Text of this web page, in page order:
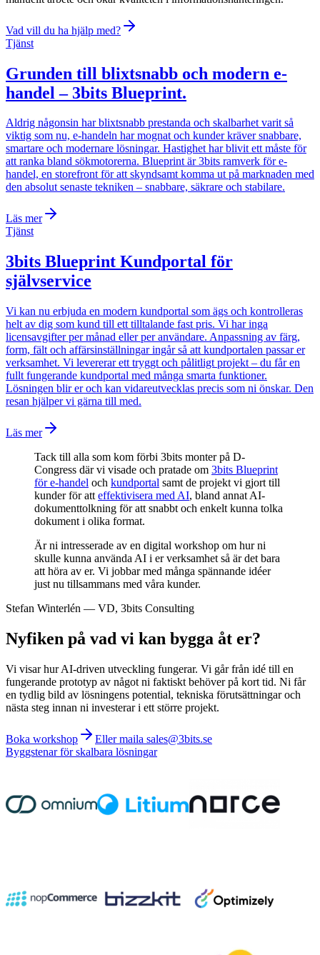
Vad vill du ha hjälp med?
Tjänst
Grunden till blixtsnabb och modern e-
handel – 3bits Blueprint.
Aldrig någonsin har blixtsnabb prestanda och skalbarhet varit så
viktig som nu, e-handeln har mognat och kunder kräver snabbare,
smartare och modernare lösningar. Hastighet har blivit ett måste för
att ranka bland sökmotorerna. Blueprint är 3bits ramverk för e-
handel, en storefront för att skyndsamt komma ut på marknaden med
den absolut senaste tekniken – snabbare, säkrare och stabilare.
Läs mer
Tjänst
3bits Blueprint Kundportal för
självservice
Vi kan nu erbjuda en modern kundportal som ägs och kontrolleras
helt av dig som kund till ett tilltalande fast pris. Vi har inga
licensavgifter per månad eller per användare. Anpassning av färg,
form, fält och affärsinställningar ingår så att kundportalen passar er
verksamhet. Vi levererar ett tryggt och pålitligt projekt – du får en
fullt fungerande kundportal med många smarta funktioner.
Lösningen blir er och kan vidareutvecklas precis som ni önskar. Den
resan hjälper vi gärna till med.
Läs mer
Tack till alla som kom förbi 3bits monter på D-
Congress där vi visade och pratade om 3bits Blueprint
för e-handel och kundportal samt de projekt vi gjort till
kunder för att effektivisera med AI, bland annat AI-
dokumenttolkning för att snabbt och enkelt kunna tolka
dokument i olika format.
Är ni intresserade av en digital workshop om hur ni
skulle kunna använda AI i er verksamhet så är det bara
att höra av er. Vi jobbar med många spännande idéer
just nu tillsammans med våra kunder.
Stefan Winterlén — VD, 3bits Consulting
Nyfiken på vad vi kan bygga åt er?
Vi visar hur AI-driven utveckling fungerar. Vi går från idé till en
fungerande prototyp av något ni faktiskt behöver på kort tid. Ni får
en tydlig bild av lösningens potential, tekniska förutsättningar och
nästa steg innan ni investerar i ett större projekt.
Boka workshop
Eller maila sales@3bits.se
Byggstenar för skalbara lösningar